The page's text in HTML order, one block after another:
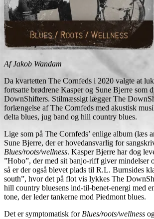
Af Jakob Wandam
Da kvartetten The Cornfeds i 2020 valgte at
fortsatte brødrene Kasper og Sune Bjerre som
DownShifters. Stilmæssigt lægger The
forlængelse af The Cornfeds med akustisk
delta blues, jug band og hill country blues.
Lige som på The Cornfeds’ enlige album (læs
Sune Bjerre, der er hovedansvarlig for
Blues/roots/wellness. Kasper Bjerre har dog
”Hobo”, der med sit banjo-riff giver mindelser
så er der også blevet plads til R.L. Burnsides
south”, hvor det på flot vis lykkes The
hill country bluesens ind-til-benet-energi med
tone, der leder tankerne mod Piedmont blues.
Det er symptomatisk for Blues/roots/wellness